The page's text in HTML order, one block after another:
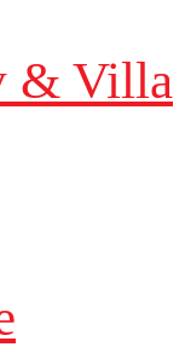
& Villa